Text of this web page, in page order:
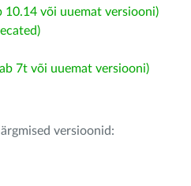
10.14 või uuemat versiooni)
7t või uuemat versiooni)
versioonid: